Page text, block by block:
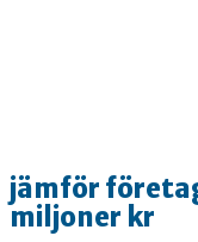
jämför
miljoner kr